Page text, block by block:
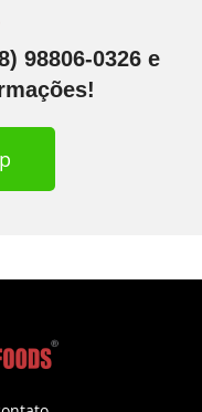
98806-0326 e